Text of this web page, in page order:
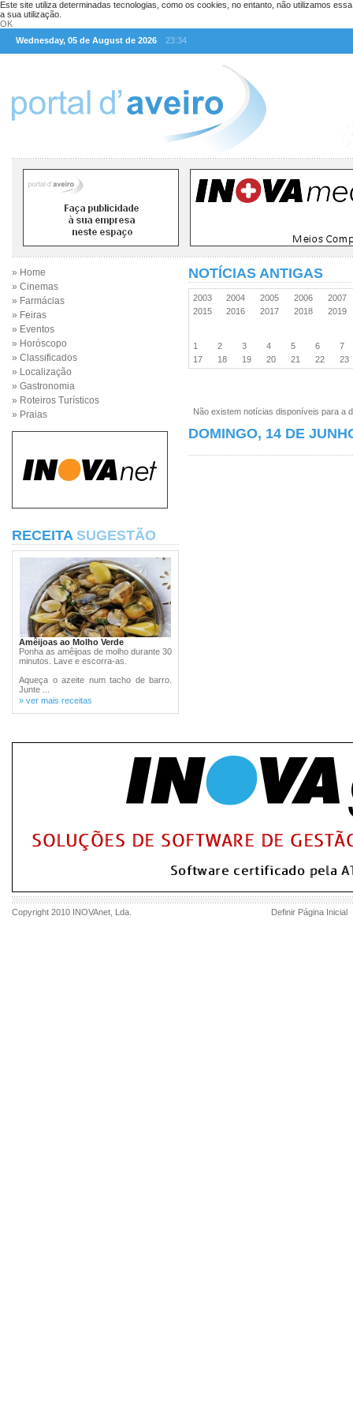
Este site utiliza determinadas tecnologias, como os cookies, no entanto, não utilizamos
a sua utilização.
OK
Wednesday, 05 de August de 2026
23:34
» Home
» Cinemas
» Farmácias
» Feiras
» Eventos
» Horóscopo
» Classificados
» Localização
» Gastronomia
» Roteiros Turísticos
» Praias
RECEITA SUGESTÃO
Amêijoas ao Molho Verde
Ponha as amêijoas de molho durante 30
minutos. Lave e escorra-as.
Aqueça o azeite num tacho de barro.
Junte ...
» ver mais receitas
NOTÍCIAS ANTIGAS
2003 2004 2005 2006
2007
2015
2016 2017 2018 2019
1 2 3 4 5 6
7
17
18 19 20 21 22 23
Não existem notícias disponíveis para a
DOMINGO, 14 DE
Copyright 2010 INOVAnet , Lda. Definir Página Inicial